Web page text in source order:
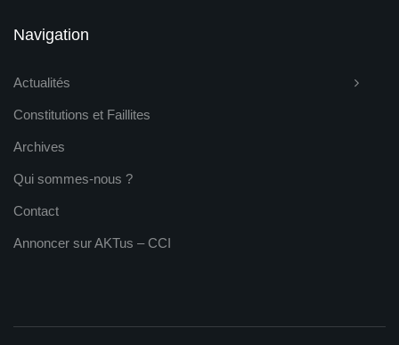
Navigation
Actualités
Constitutions et Faillites
Archives
Qui sommes-nous ?
Contact
Annoncer sur AKTus – CCI